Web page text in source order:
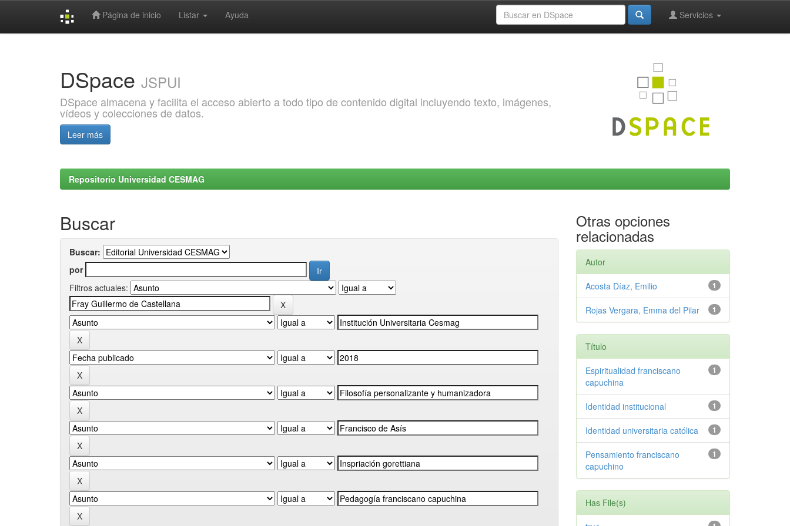
Página de inicio Listar Ayuda Servicios
DSpace JSPUI
DSpace almacena y facilita el acceso abierto a todo tipo de contenido digital incluyendo texto, imágenes,
vídeos y colecciones de datos.
Leer más
Repositorio Universidad CESMAG
Buscar
Buscar:
por
Filtros actuales:
Otras opciones
relacionadas
Autor
1
Acosta Díaz, Emilio
1
Rojas Vergara, Emma del Pilar
Título
1
Espiritualidad franciscano
capuchina
1
Identidad institucional
1
Identidad universitaria católica
1
Pensamiento franciscano
capuchino
Has File(s)